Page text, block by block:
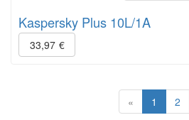
Kaspersky Plus 10L/1A
33,97 €
« 1 (current)
2